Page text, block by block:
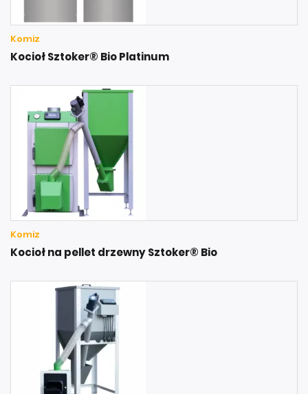
Komiz
Kocioł Sztoker® Bio Platinum
Komiz
Kocioł na pellet drzewny Sztoker® Bio